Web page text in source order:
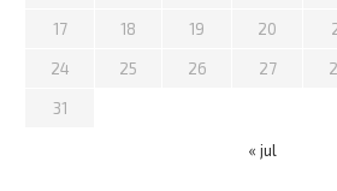
17 18 19 20
24 25 26 27
31
« jul